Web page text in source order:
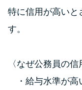
ー
特に信用が高いと
す。
〈なぜ公務員の信
給与水準が高